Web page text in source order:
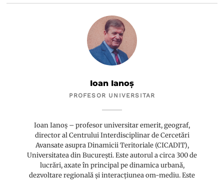
Ioan Ianoș
PROFESOR UNIVERSITAR
Ioan Ianoș – profesor universitar emerit, geograf,
director al Centrului Interdisciplinar de Cercetări
Avansate asupra Dinamicii Teritoriale (CICADIT),
Universitatea din București. Este autorul a circa 300 de
lucrări, axate în principal pe dinamica urbană,
dezvoltare regională și interacțiunea om-mediu. Este